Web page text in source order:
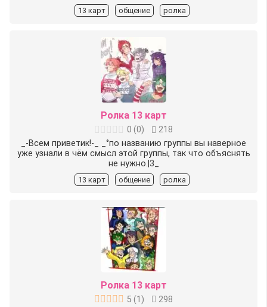
13 карт общение ролка
Ролка 13 карт
0 (0)
218
_-Всем приветик!-_ _°по названию группы вы наверное
уже узнали в чём смысл этой группы, так что объяснять
не нужно.|3_
13 карт общение ролка
Ролка 13 карт
5 (1 )
298